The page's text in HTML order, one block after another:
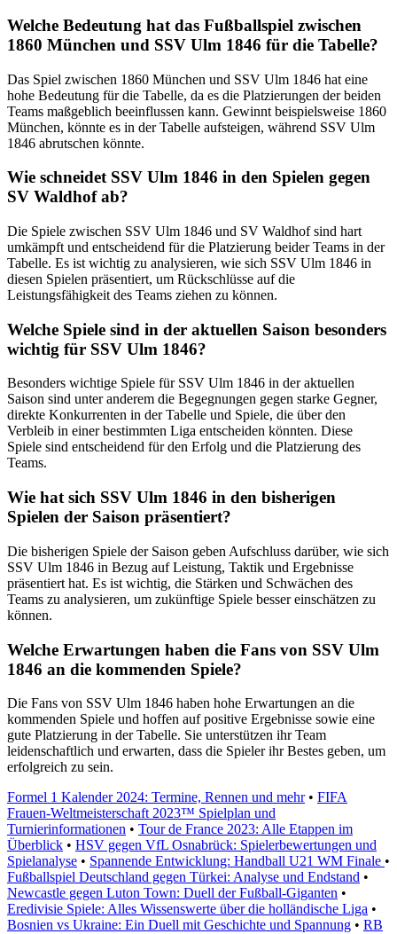
Welche Bedeutung hat das Fußballspiel zwischen
1860 München und SSV Ulm 1846 für die Tabelle?
Das Spiel zwischen 1860 München und SSV Ulm 1846 hat eine
hohe Bedeutung für die Tabelle, da es die Platzierungen der beiden
Teams maßgeblich beeinflussen kann. Gewinnt beispielsweise 1860
München, könnte es in der Tabelle aufsteigen, während SSV Ulm
1846 abrutschen könnte.
Wie schneidet SSV Ulm 1846 in den Spielen gegen
SV Waldhof ab?
Die Spiele zwischen SSV Ulm 1846 und SV Waldhof sind hart
umkämpft und entscheidend für die Platzierung beider Teams in der
Tabelle. Es ist wichtig zu analysieren, wie sich SSV Ulm 1846 in
diesen Spielen präsentiert, um Rückschlüsse auf die
Leistungsfähigkeit des Teams ziehen zu können.
Welche Spiele sind in der aktuellen Saison besonders
wichtig für SSV Ulm 1846?
Besonders wichtige Spiele für SSV Ulm 1846 in der aktuellen
Saison sind unter anderem die Begegnungen gegen starke Gegner,
direkte Konkurrenten in der Tabelle und Spiele, die über den
Verbleib in einer bestimmten Liga entscheiden könnten. Diese
Spiele sind entscheidend für den Erfolg und die Platzierung des
Teams.
Wie hat sich SSV Ulm 1846 in den bisherigen
Spielen der Saison präsentiert?
Die bisherigen Spiele der Saison geben Aufschluss darüber, wie sich
SSV Ulm 1846 in Bezug auf Leistung, Taktik und Ergebnisse
präsentiert hat. Es ist wichtig, die Stärken und Schwächen des
Teams zu analysieren, um zukünftige Spiele besser einschätzen zu
können.
Welche Erwartungen haben die Fans von SSV Ulm
1846 an die kommenden Spiele?
Die Fans von SSV Ulm 1846 haben hohe Erwartungen an die
kommenden Spiele und hoffen auf positive Ergebnisse sowie eine
gute Platzierung in der Tabelle. Sie unterstützen ihr Team
leidenschaftlich und erwarten, dass die Spieler ihr Bestes geben, um
erfolgreich zu sein.
Formel 1 Kalender 2024: Termine, Rennen und mehr• FIFA
Frauen-Weltmeisterschaft 2023™ Spielplan und
Turnierinformationen • Tour de France 2023: Alle Etappen im
Überblick • HSV gegen VfL Osnabrück: Spielerbewertungen und
Spielanalyse • Spannende Entwicklung: Handball U21 WM Finale •
Fußballspiel Deutschland gegen Türkei: Analyse und Endstand •
Newcastle gegen Luton Town: Duell der Fußball-Giganten •
Eredivisie Spiele: Alles Wissenswerte über die holländische Liga •
Bosnien vs Ukraine: Ein Duell mit Geschichte und Spannung • RB